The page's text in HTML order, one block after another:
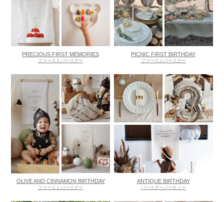
PRECIOUS FIRST MEMORIES
ファーストバースデー
PICNIC FIRST BIRTHDAY
ファーストバースデー
OLIVE AND CINNAMON BIRTHDAY
ファーストバースデー
ANTIQUE BIRTHDAY
バースデーパーティー